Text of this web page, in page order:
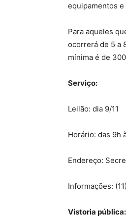
equipamentos
Para aqueles
ocorrerá de 5 a
mínima é de
Serviço:
Leilão: dia 9/11
Horário: das 9h
Endereço:
Informações:
Vistoria pública: